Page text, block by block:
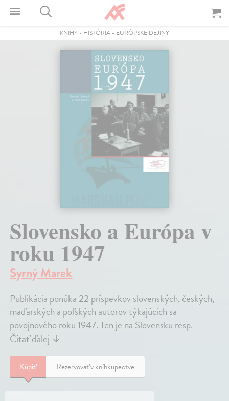
KNIHY - HISTÓRIA - EURÓPSKE DEJINY
Slovensko a Európa v
roku 1947
Syrný Marek
Publikácia ponúka 22 príspevkov slovenských, českých,
maďarských a poľských autorov týkajúcich sa
povojnového roku 1947. Ten je na Slovensku resp.
Čítať ďalej↓
Kúpiť Rezervovať v kníhkupectve